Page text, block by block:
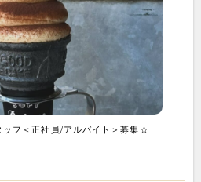
フ＜正社員/アルバイト＞募集☆